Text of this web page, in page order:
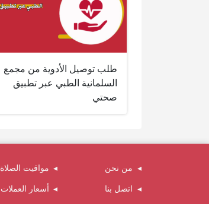
طلب توصيل الأدوية من مجمع
السلمانية الطبي عبر تطبيق
صحتي
من نحن
اتصل بنا
مواقيت الصلاة
أسعار العملات